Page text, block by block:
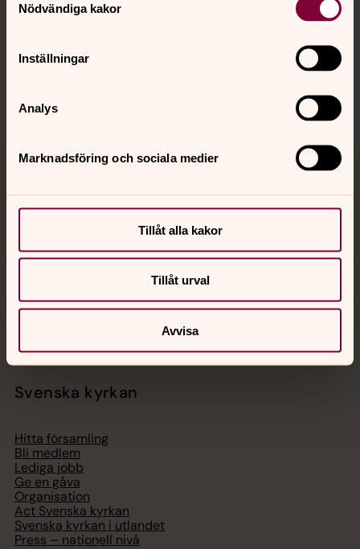
Nödvändiga kakor
Inställningar
Analys
Marknadsföring och sociala medier
Tillåt alla kakor
Tillåt urval
Avvisa
Akut samtals- och krisstöd. Prata eller chatta anonymt
med en präst på kvällar och nätter.
Telefon 112
Svenska kyrkan
Hitta församling
Bli medlem
Lediga jobb
Ge en gåva
Organisation
Act Svenska kyrkan
Svenska kyrkan i utlandet
Press – nationell nivå